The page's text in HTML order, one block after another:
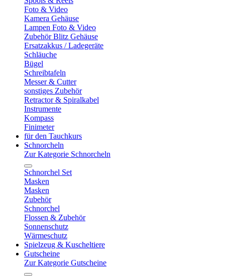
Foto & Video
Kamera Gehäuse
Lampen Foto & Video
Zubehör Blitz Gehäuse
Ersatzakkus / Ladegeräte
Schläuche
Bügel
Schreibtafeln
Messer & Cutter
sonstiges Zubehör
Retractor & Spiralkabel
Instrumente
Kompass
Finimeter
für den Tauchkurs
Schnorcheln
Zur Kategorie Schnorcheln
Schnorchel Set
Masken
Masken
Zubehör
Schnorchel
Flossen & Zubehör
Sonnenschutz
Wärmeschutz
Spielzeug & Kuscheltiere
Gutscheine
Zur Kategorie Gutscheine